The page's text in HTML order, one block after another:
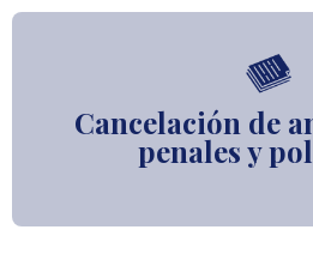
Cancelación de
penales y